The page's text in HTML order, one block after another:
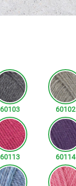
60103 60102
60113 60114